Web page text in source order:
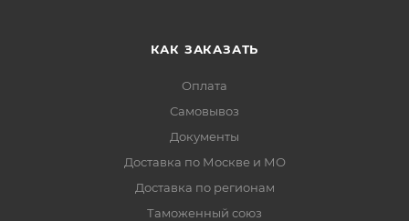
КАК ЗАКАЗАТЬ
Оплата
Самовывоз
Документы
Доставка по Москве и МО
Доставка по регионам
Таможенный союз